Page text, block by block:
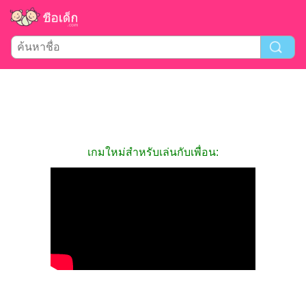
เกมใหม่สำหรับเล่นกับเพื่อน: